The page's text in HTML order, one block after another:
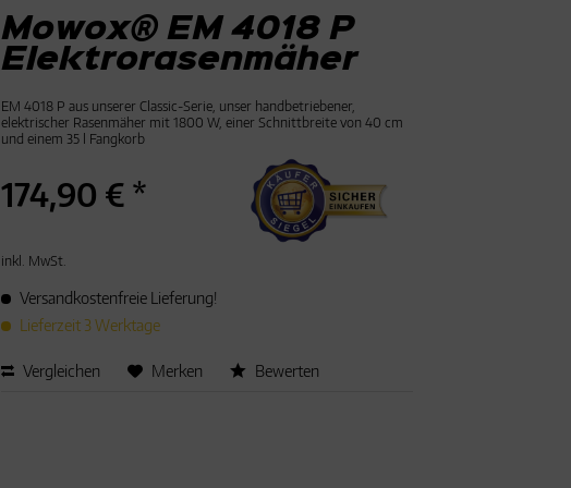
Mowox® EM 4018 P
Elektrorasenmäher
EM 4018 P aus unserer Classic-Serie, unser handbetriebener,
elektrischer Rasenmäher mit 1800 W, einer Schnittbreite von 40 cm
und einem 35 l Fangkorb
174,90 € *
inkl. MwSt.
Versandkostenfreie Lieferung!
Lieferzeit 3 Werktage
Vergleichen Merken Bewerten